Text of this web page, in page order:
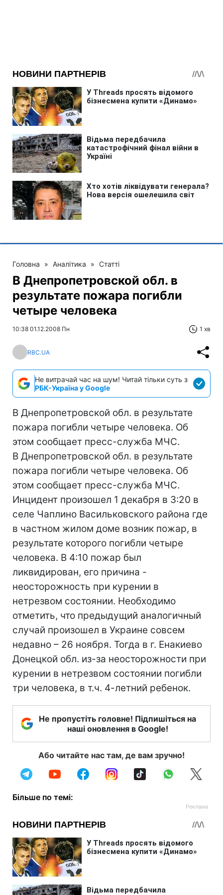
Головна » Аналітика » Статті
В Днепропетровской обл. в
результате пожара погибли
четыре человека
10:38 01.12.2008 Пн 1 хв
RBC.UA
Не витрачай час на шум! Читай тільки суть з
РБК-Україна у Google
В Днепропетровской обл. в результате
пожара погибли четыре человека. Об
этом сообщает пресс-служба МЧС.
В Днепропетровской обл. в результате
пожара погибли четыре человека. Об
этом сообщает пресс-служба МЧС.
Инцидент произошел 1 декабря в 3:20 в
селе Чаплино Васильковского района где
в частном жилом доме возник пожар, в
результате которого погибли четыре
человека. В 4:10 пожар был
ликвидирован, его причина -
неосторожность при курении в
нетрезвом состоянии. Необходимо
отметить, что предыдущий аналогичный
случай произошел в Украине совсем
недавно – 26 ноября. Тогда в г. Енакиево
Донецкой обл. из-за неосторожности при
курении в нетрезвом состоянии погибли
три человека, в т.ч. 4-летний ребенок.
Не пропустіть головне! Підпишіться на
наші оновлення в Google!
Або читайте нас там, де вам зручно!
Більше по темі: